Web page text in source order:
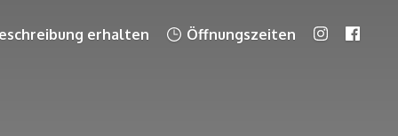
erhalten Öffnungszeiten